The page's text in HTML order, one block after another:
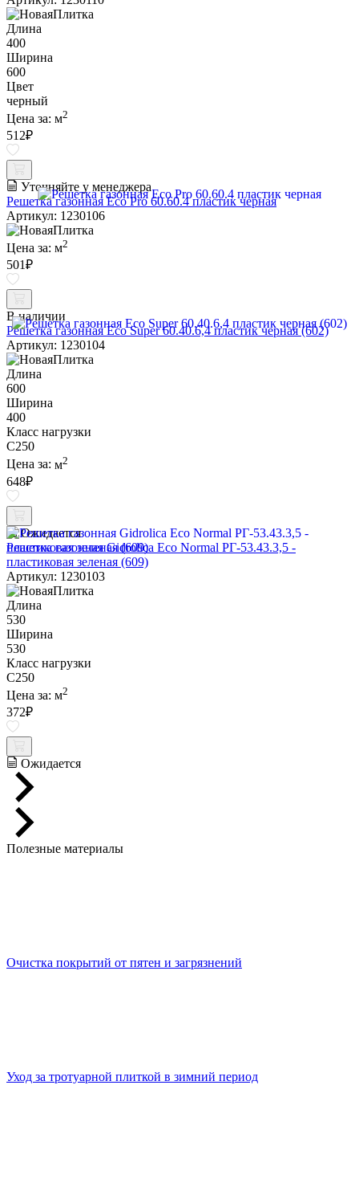
Длина
400
Ширина
600
Цвет
черный
Цена за: м2
512₽
Уточняйте у менеджера
Решетка газонная Eco Pro 60.60.4 пластик черная
Артикул: 1230106
Цена за: м2
501₽
В наличии
Решетка газонная Eco Super 60.40.6,4 пластик черная (602)
Артикул: 1230104
Длина
600
Ширина
400
Класс нагрузки
C250
Цена за: м2
648₽
Ожидается
Решетка газонная Gidrolica Eco Normal РГ-53.43.3,5 -
пластиковая зеленая (609)
Артикул: 1230103
Длина
530
Ширина
530
Класс нагрузки
C250
Цена за: м2
372₽
Ожидается
Полезные материалы
Очистка покрытий от пятен и загрязнений
Уход за тротуарной плиткой в зимний период